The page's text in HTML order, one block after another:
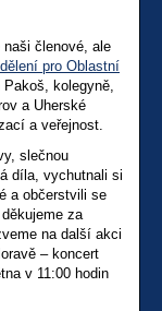
členové, ale
pro Oblastní
Pakoš, kolegyně,
a Uherské
a veřejnost.
slečnou
díla, vychutnali si
a občerstvili se
za
na další akci
– koncert
v 11:00 hodin